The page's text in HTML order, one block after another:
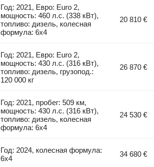
Год: 2021, Евро: Euro 2,
мощность: 460 л.с. (338 кВт),
топливо: дизель, колесная
формула: 6x4
20 810 €
Год: 2021, Евро: Euro 2,
мощность: 430 л.с. (316 кВт),
топливо: дизель, грузопод.:
120 000 кг
26 870 €
Год: 2021, пробег: 509 км,
мощность: 430 л.с. (316 кВт),
топливо: дизель, колесная
формула: 6x4
24 530 €
Год: 2024, колесная формула:
6x4
34 680 €